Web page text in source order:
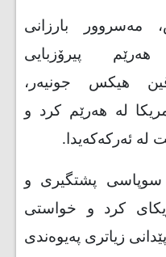
مەسروور بارزانی
پیرۆزبایی
هیكس جونیەر،
لە هەرێم كرد و
ئەركەكەیدا.
سوپاسی پشتگیری و
كرد و خواستی
زیاتری پەیوەندی